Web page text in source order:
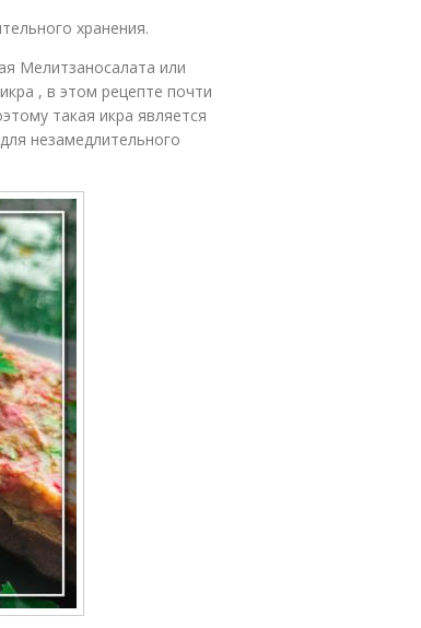
блендере
хранения.
Мелитзаносалата или
, в этом рецепте почти
такая икра является
незамедлительного